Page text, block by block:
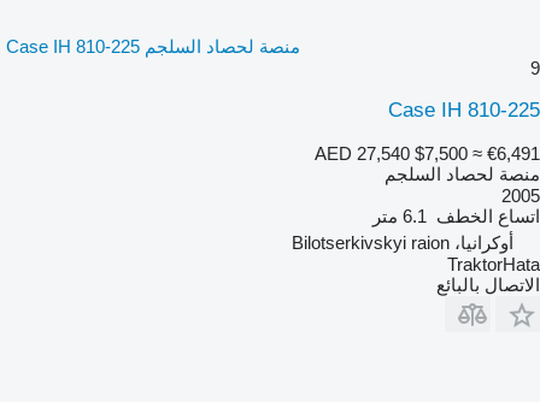
منصة لحصاد السلجم Case IH 810-225
9
Case IH 810-225
AED 27,540 $7,500 ≈ €6,491
منصة لحصاد السلجم
2005
اتساع الخطف 6.1 متر
أوكرانيا، Bilotserkivskyi raion
TraktorHata
الاتصال بالبائع